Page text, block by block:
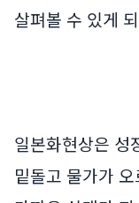
살펴볼 수 있게
일본화현상은 성
밑돌고 물가가